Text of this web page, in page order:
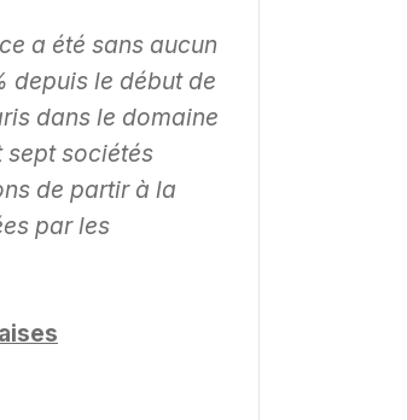
a été sans aucun
depuis le début de
dans le domaine
sept sociétés
de partir à la
par les